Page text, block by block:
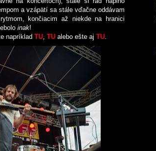
a vzápätí sa stále vďačne oddávam
rytmom, končiacim až niekde na hranici
inak!
napríklad TU, TU alebo ešte aj TU.